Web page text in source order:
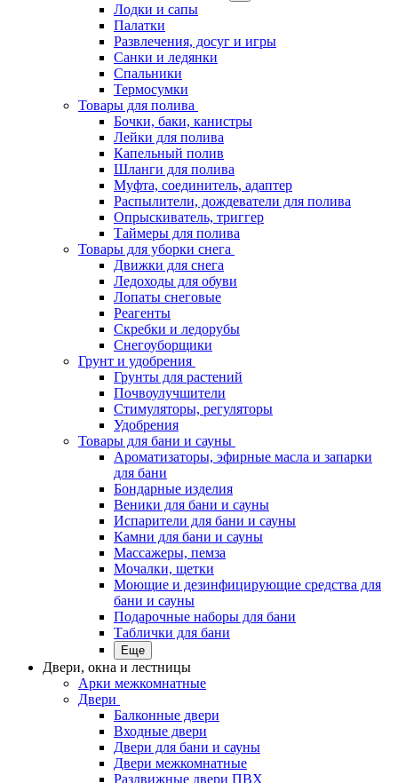
Лодки и сапы
Палатки
Развлечения, досуг и игры
Санки и ледянки
Спальники
Термосумки
Товары для полива
Бочки, баки, канистры
Лейки для полива
Капельный полив
Шланги для полива
Муфта, соединитель, адаптер
Распылители, дождеватели для полива
Опрыскиватель, триггер
Таймеры для полива
Товары для уборки снега
Движки для снега
Ледоходы для обуви
Лопаты снеговые
Реагенты
Скребки и ледорубы
Снегоуборщики
Грунт и удобрения
Грунты для растений
Почвоулучшители
Стимуляторы, регуляторы
Удобрения
Товары для бани и сауны
Ароматизаторы, эфирные масла и запарки
для бани
Бондарные изделия
Веники для бани и сауны
Испарители для бани и сауны
Камни для бани и сауны
Массажеры, пемза
Мочалки, щетки
Моющие и дезинфицирующие средства для
бани и сауны
Подарочные наборы для бани
Таблички для бани
Еще
Двери, окна и лестницы
Арки межкомнатные
Двери
Балконные двери
Входные двери
Двери для бани и сауны
Двери межкомнатные
Раздвижные двери ПВХ